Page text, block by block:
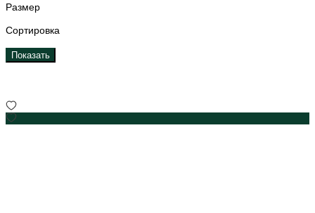
Размер
Сортировка
Показать